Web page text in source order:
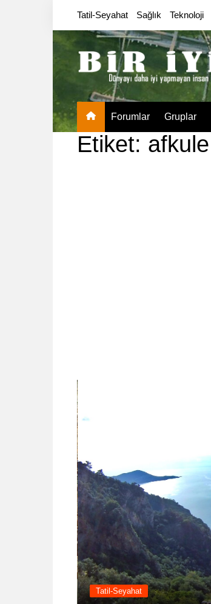
Tatil-Seyahat Sağlık Teknoloji
Forumlar Gruplar
Etiket: afkule